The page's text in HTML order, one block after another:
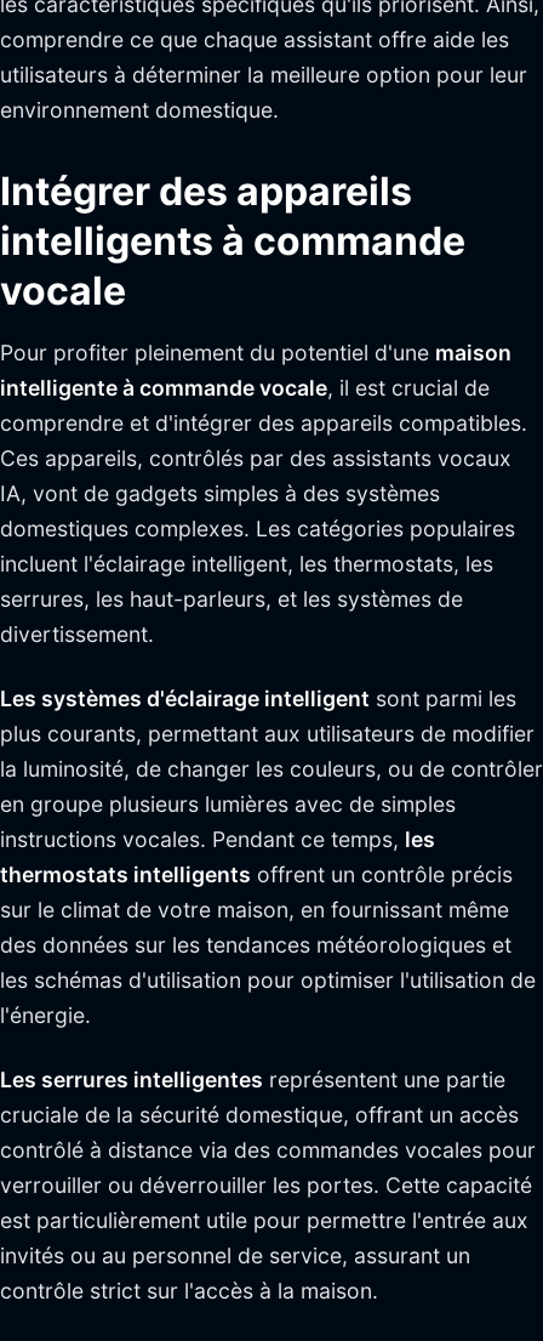
comprendre ce que chaque assistant offre aide les
utilisateurs à déterminer la meilleure option pour leur
environnement domestique.
Intégrer des appareils
intelligents à commande
vocale
Pour profiter pleinement du potentiel d'une maison
intelligente à commande vocale, il est crucial de
comprendre et d'intégrer des appareils compatibles.
Ces appareils, contrôlés par des assistants vocaux
IA, vont de gadgets simples à des systèmes
domestiques complexes. Les catégories populaires
incluent l'éclairage intelligent, les thermostats, les
serrures, les haut-parleurs, et les systèmes de
divertissement.
Les systèmes d'éclairage intelligent sont parmi les
plus courants, permettant aux utilisateurs de modifier
la luminosité, de changer les couleurs, ou de contrôler
en groupe plusieurs lumières avec de simples
instructions vocales. Pendant ce temps, les
thermostats intelligents offrent un contrôle précis
sur le climat de votre maison, en fournissant même
des données sur les tendances météorologiques et
les schémas d'utilisation pour optimiser l'utilisation de
l'énergie.
Les serrures intelligentes représentent une partie
cruciale de la sécurité domestique, offrant un accès
contrôlé à distance via des commandes vocales pour
verrouiller ou déverrouiller les portes. Cette capacité
est particulièrement utile pour permettre l'entrée aux
invités ou au personnel de service, assurant un
contrôle strict sur l'accès à la maison.